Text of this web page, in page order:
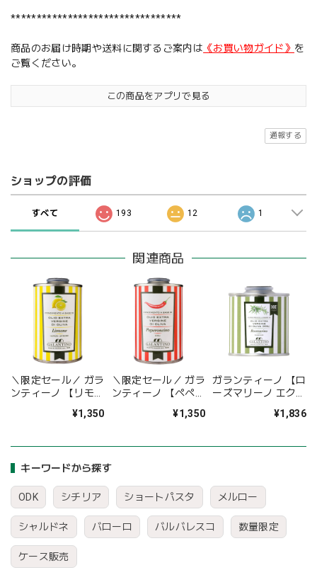
キーワードから探す
ODK シチリア ショートパスタ メルロー
シャルドネ バローロ バルバレスコ 数量限定
ケース販売
*********************************
商品のお届け時期や送料に関するご案内は 《お買い物ガイド》 を
ご覧ください。
この商品をアプリで見る
通報する
ショップの評価
すべて 193 12 1
関連商品
＼限定セール／ ガラ
ンティーノ 【リモー
ージン・オリーブオ
¥1,350
＼限定セール／ ガラ
ンティーノ 【ペペロ
ラ・ヴァージン・オ
¥1,350
ガランティーノ 【ロ
ーズマリーノ エクス
オリーブオイル】
¥1,836